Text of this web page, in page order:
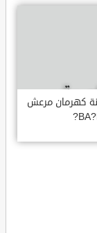
كهرمان مرعش